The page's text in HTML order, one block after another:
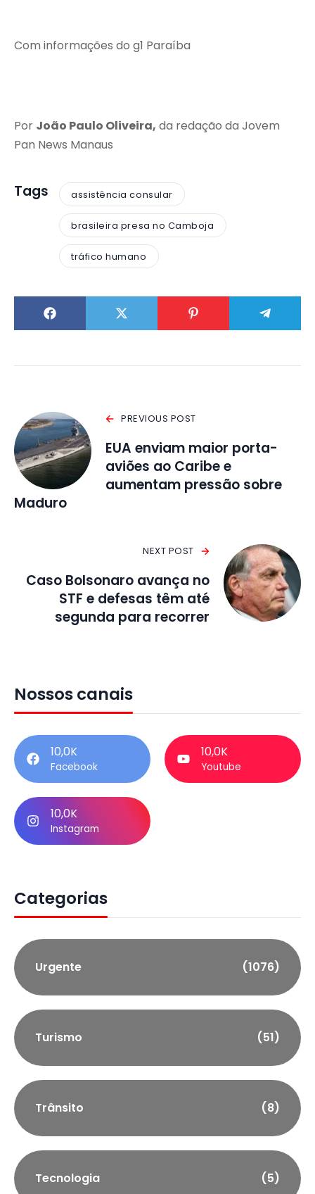
Com informações do g1 Paraíba
Por João Paulo Oliveira, da redação da Jovem
Pan News Manaus
Tags assistência consular
brasileira presa no Camboja
tráfico humano
PREVIOUS POST
EUA enviam maior porta-
aviões ao Caribe e
aumentam pressão sobre
Maduro
NEXT POST
Caso Bolsonaro avança no
STF e defesas têm até
segunda para recorrer
Nossos canais
10,0K
Facebook
10,0K
Youtube
10,0K
Instagram
Categorias
Urgente (1076)
Turismo (51)
Trânsito (8)
Tecnologia (5)